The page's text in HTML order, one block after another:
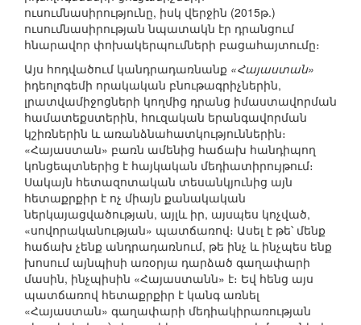
ուսումնասիրությունը, իսկ վերջին (2015թ.)
ուսումնասիրության նպատակն էր դրանցում
հնարավոր փոխակերպումների բացահայտումը։
Այս հոդվածում կանդրադառնանք «Հայաստան»
իդեոլոգեմի որակական բնութագրիչներին,
լրատվամիջոցների կողմից դրանց իմաստավորման
համատեքստերին, հուզական երանգավորման
կշիռներին և առանձնահատկություններին։
«Հայաստան» բառն ամենից հաճախ հանդիպող
կոնցեպտներից է հայկական մեդիատիրույթում։
Սակայն հետազոտական տեսանկյունից այն
հետաքրքիր է ոչ միայն քանակական
ներկայացվածության, այլև իր, այսպես կոչված,
«սովորականության» պատճառով։ Ասել է թե՝ մենք
հաճախ չենք անդրադառնում, թե ինչ և ինչպես ենք
խոսում այնպիսի առօրյա դարձած գաղափարի
մասին, ինչպիսին «Հայաստանն» է։ Եվ հենց այս
պատճառով հետաքրքիր է կանգ առնել
«Հայաստան» գաղափարի մեդիակիրառության